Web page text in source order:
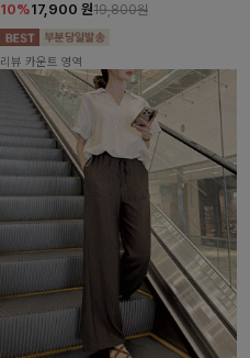
10%17,900 원19,800원
리뷰 카운트 영역